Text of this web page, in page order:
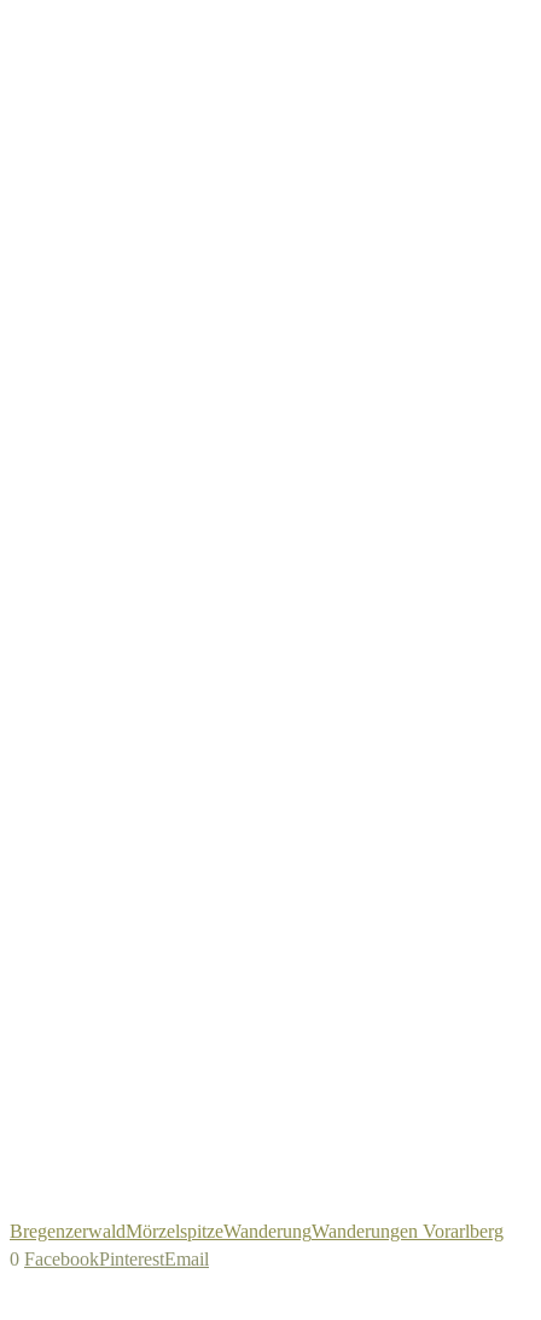
BregenzerwaldMörzelspitzeWanderungWanderungen Vorarlberg
0 FacebookPinterestEmail